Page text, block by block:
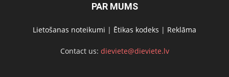
PAR MUMS
Lietošanas noteikumi | Ētikas kodeks | Reklāma
Contact us: dieviete@dieviete.lv